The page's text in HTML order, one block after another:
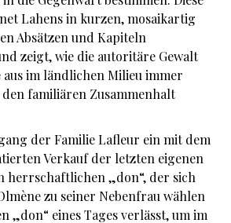
Lahens in kurzen, mosaikartig
Absätzen und Kapiteln
zeigt, wie die autoritäre Gewalt
im ländlichen Milieu immer
familiären Zusammenhalt
der Familie Lafleur ein mit dem
Verkauf der letzten eigenen
herrschaftlichen „don“, der sich
zu seiner Nebenfrau wählen
„don“ eines Tages verlässt, um im